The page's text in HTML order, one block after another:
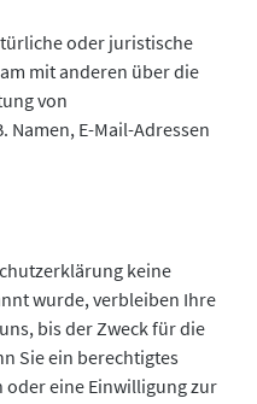
oder juristische
mit anderen über die
von
Namen, E-Mail-Adressen
keine
wurde, verbleiben Ihre
bis der Zweck für die
Sie ein berechtigtes
oder eine Einwilligung zur